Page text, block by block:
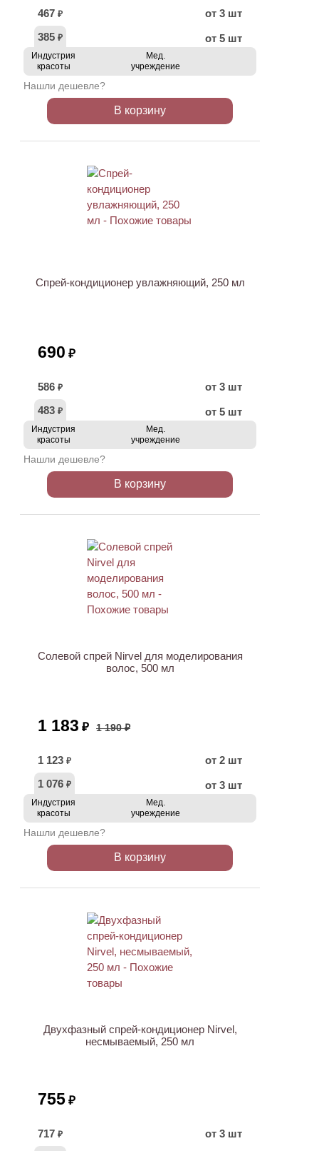
467 ₽
от 3 шт
385 ₽ от 5 шт
Индустрия
красоты
Мед.
учреждение
Нашли дешевле?
В корзину
Спрей-кондиционер увлажняющий, 250 мл
690 ₽
586 ₽
от 3 шт
483 ₽ от 5 шт
Индустрия
красоты
Мед.
учреждение
Нашли дешевле?
В корзину
Солевой спрей Nirvel для моделирования
волос, 500 мл
1 183 ₽ 1 190 ₽
1 123 ₽
от 2 шт
1 076 ₽ от 3 шт
Индустрия
красоты
Мед.
учреждение
Нашли дешевле?
В корзину
Двухфазный спрей-кондиционер Nirvel,
несмываемый, 250 мл
755 ₽
717 ₽ от 3 шт